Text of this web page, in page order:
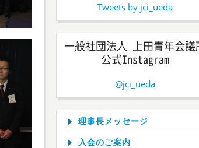
Tweets by jci_ueda
一般社団法人 上田青年会議
公式Instagram
@jci_ueda
理事長メッセージ
入会のご案内